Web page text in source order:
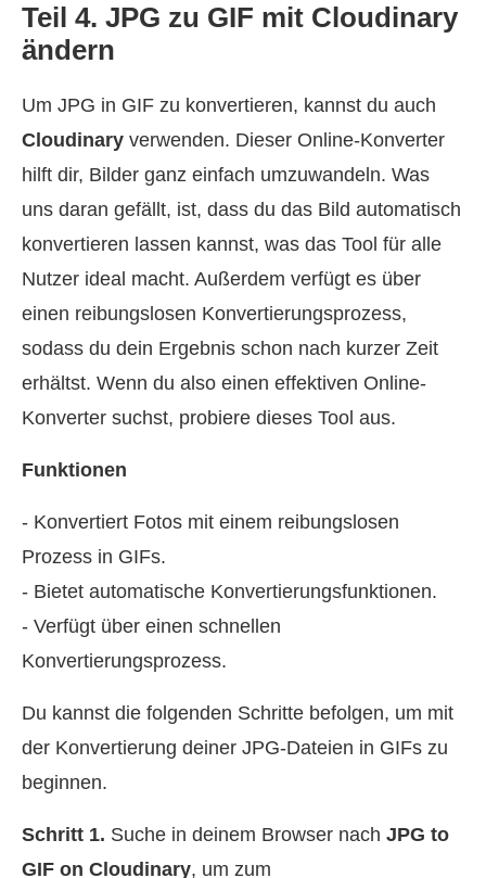
Teil 4. JPG zu GIF mit Cloudinary
ändern
Um JPG in GIF zu konvertieren, kannst du auch
Cloudinary verwenden. Dieser Online-Konverter
hilft dir, Bilder ganz einfach umzuwandeln. Was
uns daran gefällt, ist, dass du das Bild automatisch
konvertieren lassen kannst, was das Tool für alle
Nutzer ideal macht. Außerdem verfügt es über
einen reibungslosen Konvertierungsprozess,
sodass du dein Ergebnis schon nach kurzer Zeit
erhältst. Wenn du also einen effektiven Online-
Konverter suchst, probiere dieses Tool aus.
Funktionen
- Konvertiert Fotos mit einem reibungslosen
Prozess in GIFs.
- Bietet automatische Konvertierungsfunktionen.
- Verfügt über einen schnellen
Konvertierungsprozess.
Du kannst die folgenden Schritte befolgen, um mit
der Konvertierung deiner JPG-Dateien in GIFs zu
beginnen.
Schritt 1. Suche in deinem Browser nach JPG to
GIF on Cloudinary, um zum